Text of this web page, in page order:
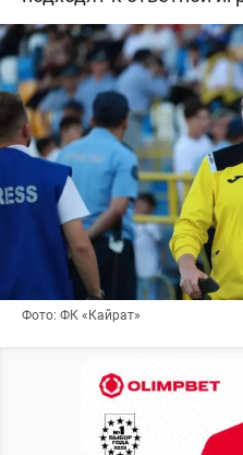
Фото: ФК «Кайрат»